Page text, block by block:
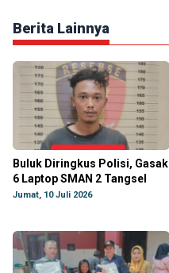
Berita Lainnya
Buluk Diringkus Polisi, Gasak
6 Laptop SMAN 2 Tangsel
Jumat, 10 Juli 2026